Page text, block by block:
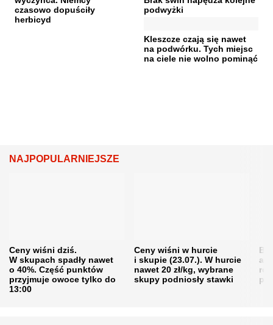
czasowo dopuściły
herbicyd
podwyżki
Kleszcze czają się nawet
na podwórku. Tych miejsc
na ciele nie wolno pominąć
NAJPOPULARNIEJSZE
Ceny wiśni dziś.
W skupach spadły nawet
o 40%. Część punktów
przyjmuje owoce tylko do
13:00
Ceny wiśni w hurcie
i skupie (23.07.). W hurcie
nawet 20 zł/kg, wybrane
skupy podniosły stawki